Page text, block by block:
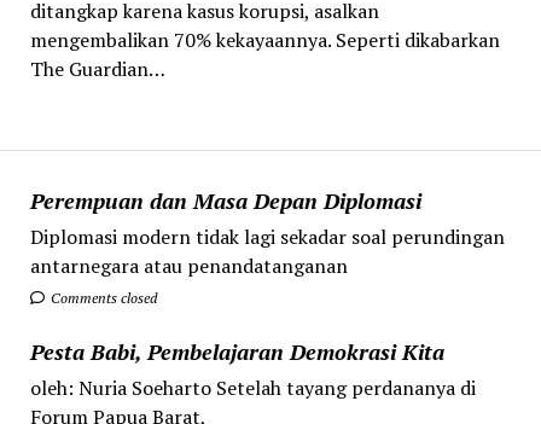
Perempuan dan Masa Depan Diplomasi
Diplomasi modern tidak lagi sekadar soal perundingan
antarnegara atau penandatanganan
Comments closed
Pesta Babi, Pembelajaran Demokrasi Kita
oleh: Nuria Soeharto Setelah tayang perdananya di
Forum Papua Barat,
ditangkap karena kasus korupsi, asalkan
mengembalikan 70% kekayaannya. Seperti dikabarkan
The Guardian…